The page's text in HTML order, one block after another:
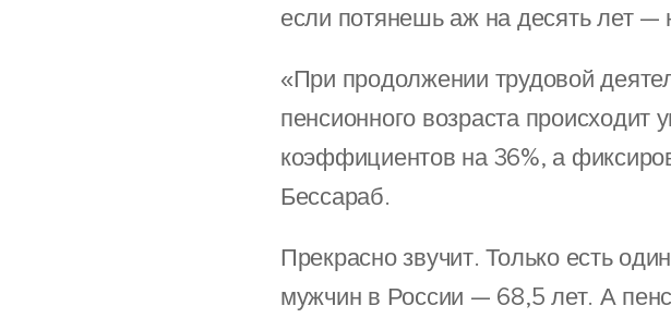
если потянешь аж на десять лет —
«При продолжении трудовой
пенсионного возраста
коэффициентов на 36%, а
Бессараб.
Прекрасно звучит. Только есть
мужчин в России — 68,5 лет. А